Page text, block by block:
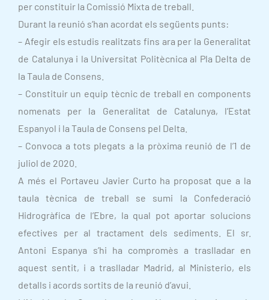
per constituir la Comissió Mixta de treball.
Durant la reunió s’han acordat els següents punts:
– Afegir els estudis realitzats fins ara per la Generalitat
de Catalunya i la Universitat Politècnica al Pla Delta de
la Taula de Consens.
– Constituir un equip tècnic de treball en components
nomenats per la Generalitat de Catalunya, l’Estat
Espanyol i la Taula de Consens pel Delta.
– Convoca a tots plegats a la pròxima reunió de l’1 de
juliol de 2020.
A més el Portaveu Javier Curto ha proposat que a la
taula tècnica de treball se sumi la Confederació
Hidrogràfica de l’Ebre, la qual pot aportar solucions
efectives per al tractament dels sediments. El sr.
Antoni Espanya s’hi ha compromès a traslladar en
aquest sentit, i a traslladar Madrid, al Ministerio, els
detalls i acords sortits de la reunió d’avui.